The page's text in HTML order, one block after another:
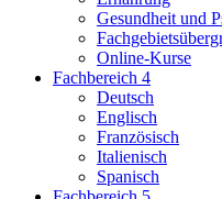
Gesundheit und
Online-Kurse
Fachbereich 4
Deutsch
Englisch
Französisch
Italienisch
Spanisch